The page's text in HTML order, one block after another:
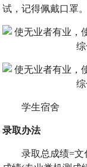
试，记得佩戴口罩。
学生宿舍
录取办法
录取总成绩=文